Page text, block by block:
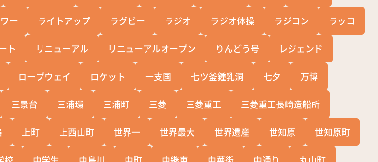
ー ライトアップ ラグビー ラジオ ラジオ体操 ラジコン ラッコ
ト リニューアル リニューアルオープン りんどう号 レジェンド
ロープウェイ ロケット 一支国 七ツ釜鍾乳洞 七夕 万博
三景台 三浦環 三浦町 三菱 三菱重工 三菱重工長崎造船所
上町 上西山町 世界一 世界最大 世界遺産 世知原 世知原町